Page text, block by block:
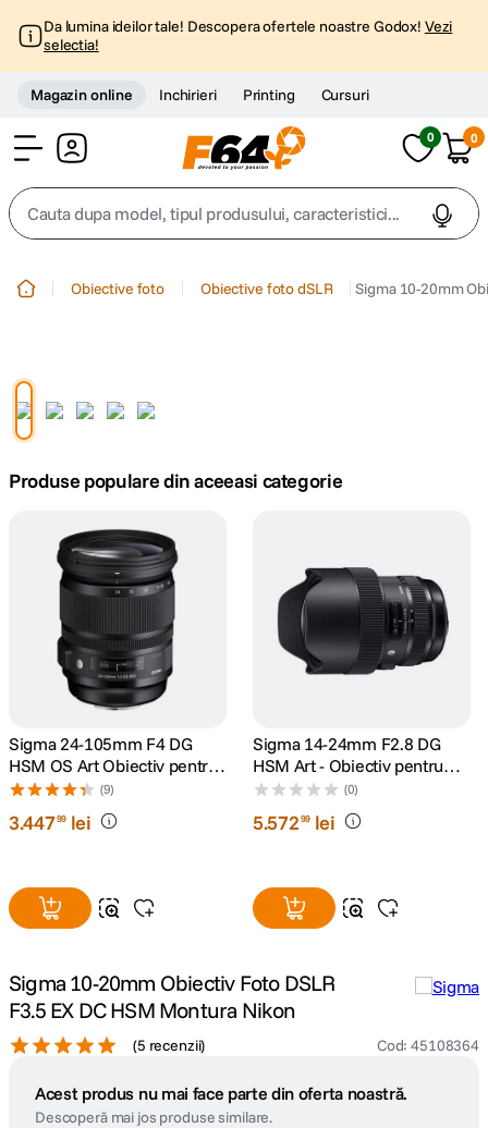
Da lumina ideilor tale! Descopera ofertele noastre Godox! Vezi
selectia!
Magazin online Inchirieri Printing Cursuri
0 0
Cauta dupa model, tipul produsului, caracteristici...
4. peak design
. canon sx740 hs
. lavaliera
7. card memorie
ulanzi
9 . insta 360
10 . godox
Obiective foto Obiective foto dSLR Sigma 10-20mm
Produse populare din aceeasi categorie
Sigma 24-105mm F4 DG
HSM OS Art Obiectiv pentru
Nikon FX
(9)
3.44799 lei
Sigma 14-24mm F2.8 DG
HSM Art - Obiectiv pentru
Nikon FX
(0)
5.57299 lei
Sigma 10-20mm Obiectiv Foto DSLR
F3.5 EX DC HSM Montura Nikon
(5 recenzii) Cod:45108364
Acest produs nu mai face parte din oferta noastră.
Descoperă mai jos produse similare.